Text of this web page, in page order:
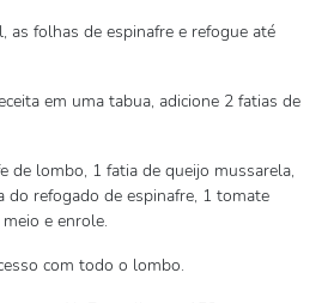
as folhas de espinafre e refogue até
em uma tabua, adicione 2 fatias de
de lombo, 1 fatia de queijo mussarela,
do refogado de espinafre, 1 tomate
e enrole.
com todo o lombo.